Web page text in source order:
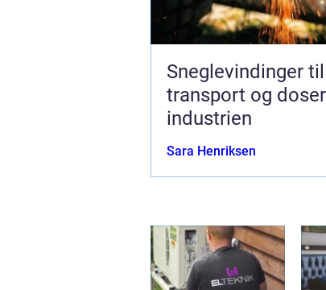
Sneglevindinger
transport og
industrien
Sara Henriksen